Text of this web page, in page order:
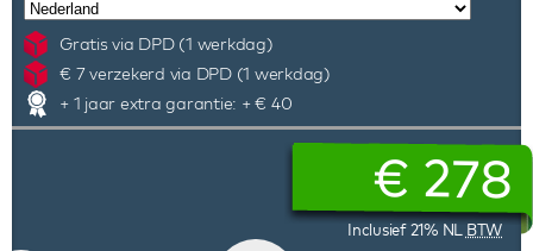
Gratis via DPD (1 werkdag)
€ 7 verzekerd via DPD (1 werkdag)
+ 1 jaar extra garantie: + € 40
€ 278
Inclusief 21% NL BTW